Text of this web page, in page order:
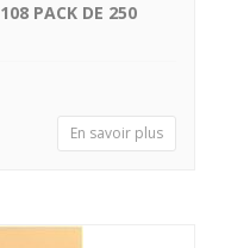
PACK DE 250
En savoir plus